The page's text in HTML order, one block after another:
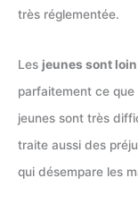
très réglementée.
Les jeunes sont loin
parfaitement ce que
jeunes sont très
traite aussi des
qui désempare les